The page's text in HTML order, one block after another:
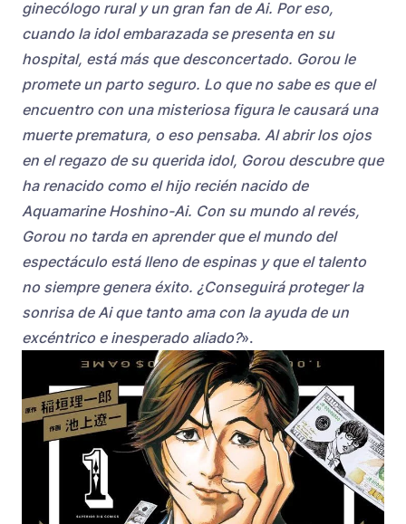
ginecólogo rural y un gran fan de Ai. Por eso,
cuando la idol embarazada se presenta en su
hospital, está más que desconcertado. Gorou le
promete un parto seguro. Lo que no sabe es que el
encuentro con una misteriosa figura le causará una
muerte prematura, o eso pensaba. Al abrir los ojos
en el regazo de su querida idol, Gorou descubre que
ha renacido como el hijo recién nacido de
Aquamarine Hoshino-Ai. Con su mundo al revés,
Gorou no tarda en aprender que el mundo del
espectáculo está lleno de espinas y que el talento
no siempre genera éxito. ¿Conseguirá proteger la
sonrisa de Ai que tanto ama con la ayuda de un
excéntrico e inesperado aliado?».